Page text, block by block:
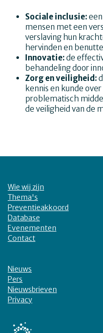
Sociale inclusie:
mensen met een
verslaving hun
hervinden en
Innovatie:de
behandeling door
Zorg en veiligheid:
kennis en kunde
problematisch
de veiligheid van de
Wie wij zijn
Thema's
Preventieakkoord
Database
Evenementen
Contact
Nieuws
Pers
Nieuwsbrieven
Privacy